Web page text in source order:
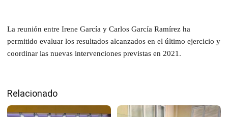
La reunión entre Irene García y Carlos García Ramírez ha
permitido evaluar los resultados alcanzados en el último ejercicio y
coordinar las nuevas intervenciones previstas en 2021.
Relacionado